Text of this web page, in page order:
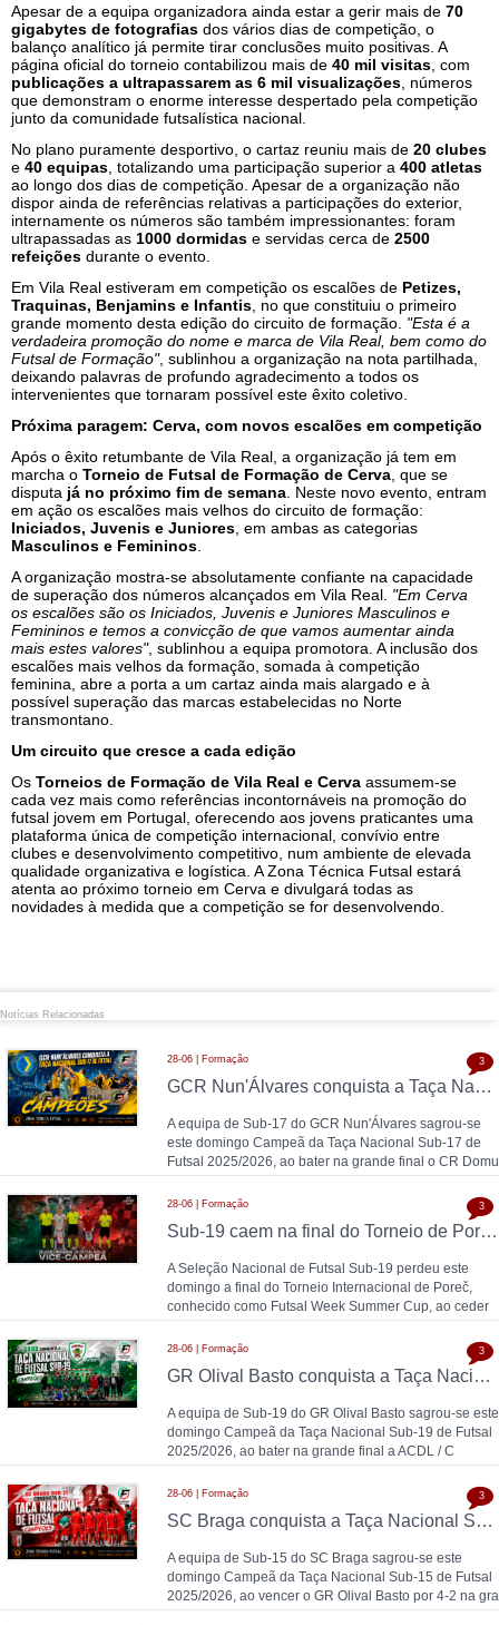
Apesar de a equipa organizadora ainda estar a gerir mais de 70
gigabytes de fotografias dos vários dias de competição, o
balanço analítico já permite tirar conclusões muito positivas. A
página oficial do torneio contabilizou mais de 40 mil visitas , com
publicações a ultrapassarem as 6 mil visualizações , números
que demonstram o enorme interesse despertado pela competição
junto da comunidade futsalística nacional.
No plano puramente desportivo, o cartaz reuniu mais de 20 clubes
e 40 equipas , totalizando uma participação superior a 400 atletas
ao longo dos dias de competição. Apesar de a organização não
dispor ainda de referências relativas a participações do exterior,
internamente os números são também impressionantes: foram
ultrapassadas as 1000 dormidas e servidas cerca de 2500
refeições durante o evento.
Em Vila Real estiveram em competição os escalões de Petizes,
Traquinas, Benjamins e Infantis , no que constituiu o primeiro
grande momento desta edição do circuito de formação. "Esta é a
verdadeira promoção do nome e marca de Vila Real, bem como do
Futsal de Formação", sublinhou a organização na nota partilhada,
deixando palavras de profundo agradecimento a todos os
intervenientes que tornaram possível este êxito coletivo.
Próxima paragem: Cerva, com novos escalões em competição
Após o êxito retumbante de Vila Real, a organização já tem em
marcha o Torneio de Futsal de Formação de Cerva , que se
disputa já no próximo fim de semana . Neste novo evento, entram
em ação os escalões mais velhos do circuito de formação:
Iniciados, Juvenis e Juniores , em ambas as categorias
Masculinos e Femininos
A organização mostra-se absolutamente confiante na capacidade
de superação dos números alcançados em Vila Real. "Em Cerva
os escalões são os Iniciados, Juvenis e Juniores Masculinos e
Femininos e temos a convicção de que vamos aumentar ainda
mais estes valores", sublinhou a equipa promotora. A inclusão dos
escalões mais velhos da formação, somada à competição
feminina, abre a porta a um cartaz ainda mais alargado e à
possível superação das marcas estabelecidas no Norte
transmontano.
Um circuito que cresce a cada edição
Os Torneios de Formação de Vila Real e Cerva assumem-se
cada vez mais como referências incontornáveis na promoção do
futsal jovem em Portugal, oferecendo aos jovens praticantes uma
plataforma única de competição internacional, convívio entre
clubes e desenvolvimento competitivo, num ambiente de elevada
qualidade organizativa e logística. A Zona Técnica Futsal estará
atenta ao próximo torneio em Cerva e divulgará todas as
novidades à medida que a competição se for desenvolvendo.
Notícias Relacionadas
28-06 | Formação
GCR Nun'Álvares conquista a Taça Nacional Sub-17 de Futsal nas grandes penalidades e sobe ao Nacional
A equipa de Sub-17 do GCR Nun'Álvares sagrou-se
este domingo Campeã da Taça Nacional Sub-17 de
Futsal 2025/2026, ao bater na grande final o CR Domu
3
28-06 | Formação
Sub-19 caem na final do Torneio de Poreč diante da Espanha (1-2)
A Seleção Nacional de Futsal Sub-19 perdeu este
domingo a final do Torneio Internacional de Poreč,
conhecido como Futsal Week Summer Cup, ao ceder
3
28-06 | Formação
GR Olival Basto conquista a Taça Nacional Sub-19 de Futsal após bater ACDL / CBIDN
A equipa de Sub-19 do GR Olival Basto sagrou-se este
domingo Campeã da Taça Nacional Sub-19 de Futsal
2025/2026, ao bater na grande final a ACDL / C
3
28-06 | Formação
SC Braga conquista a Taça Nacional Sub-15 de Futsal e sobe ao Campeonato Nacional 26/27
A equipa de Sub-15 do SC Braga sagrou-se este
domingo Campeã da Taça Nacional Sub-15 de Futsal
2025/2026, ao vencer o GR Olival Basto por 4-2 na gra
3